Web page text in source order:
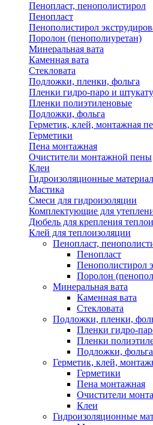
Пенопласт, пенополистирол
Пенопласт
Пенополистирол
Поролон (пенополиуретан)
Минеральная вата
Каменная вата
Стекловата
Подложки, пленки, фольга
Пленки гидро-паро и
Пленки полиэтиленовые
Подложки, фольга
Герметик, клей, монтажная
Герметики
Пена монтажная
Очистители монтажной пены
Клеи
Гидроизоляционные
Мастика
Смеси для гидроизоляции
Комплектующие для
Дюбель для крепления
Клей для теплоизоляции
Пенопласт,
Пенопласт
Пенополистирол
Поролон
Минеральная вата
Каменная вата
Стекловата
Подложки, пленки,
Пленки гидро-
Пленки
Подложки, фольга
Герметик, клей,
Герметики
Пена монтажная
Очистители
Клеи
Гидроизоляционные